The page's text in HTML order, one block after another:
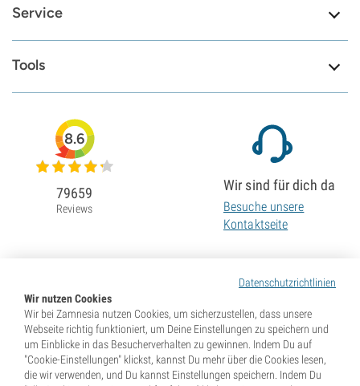
Service
Tools
Datenschutzrichtlinien
Wir nutzen Cookies
Wir bei Zamnesia nutzen Cookies, um sicherzustellen, dass unsere
Webseite richtig funktioniert, um Deine Einstellungen zu speichern und
um Einblicke in das Besucherverhalten zu gewinnen. Indem Du auf
"Cookie-Einstellungen" klickst, kannst Du mehr über die Cookies lesen,
die wir verwenden, und Du kannst Einstellungen speichern. Indem Du
8.6
79659
Reviews
Wir sind für dich da
Besuche unsere
Kontaktseite